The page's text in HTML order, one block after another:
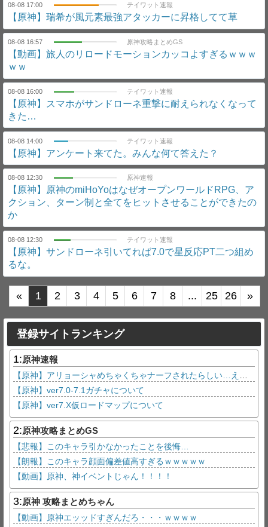
08-08 17:00 テイワット速報
【原神】瑞希が風元素最強アタッカーに昇格してて草
08-08 16:57 原神攻略まとめGS
【動画】旅人のリロードモーションカッコよすぎるｗｗｗ
ｗｗ
08-08 16:00 テイワット速報
【原神】スマホがサンドローネ重撃に耐えられなくなって
きた…
08-08 14:00 テイワット速報
【原神】アンケート来てた。みんな何て答えた？
08-08 12:30 原神速報
【原神】原神のmiHoYoはなぜオープンワールドRPG、ア
クション、ターン制と全てをヒットさせることができたの
か
08-08 12:30 テイワット速報
【原神】サンドローネ引いてれば7.0で星反応PT二つ組め
るな。
« 1 2 3 4 5 6 7 8 ... 25 26 »
登録サイトランキング
1:原神速報
【原神】ver7.0-7.1ガチャについて
【原神】ver7.X仮ロードマップについて
2:原神攻略まとめGS
【悲報】このキャラ引かなかったことを後悔…
【朗報】このキャラ顔面偏差値高すぎるｗｗｗｗｗ
【動画】原神、神イベントじゃん！！！！
3:原神 攻略まとめちゃん
【動画】原神エッッドすぎんだろ・・・ｗｗｗｗ